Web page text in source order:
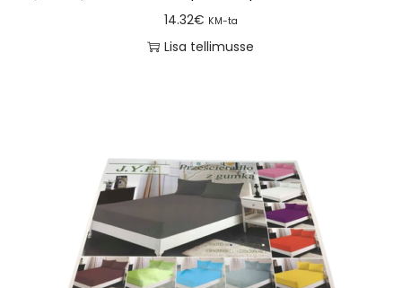
14.32€ KM-ta
Lisa tellimusse